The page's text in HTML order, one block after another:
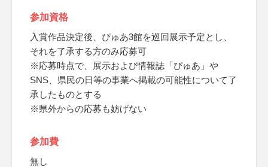
参加資格
入賞作品決定後、ぴゅあ3館を巡回展示予定とし、
それを了承する方のみ応募可
※応募時点で、展示および情報誌「ぴゅあ」や
SNS、県民の日等の事業へ掲載の可能性について了
承したものとする
※県外からの応募も妨げない
参加費
無し